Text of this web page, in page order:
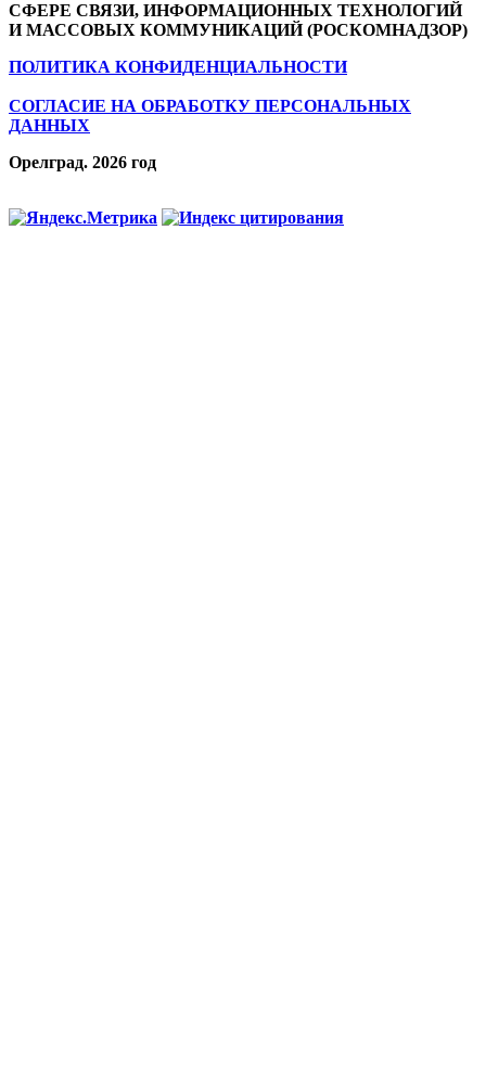
СФЕРЕ СВЯЗИ, ИНФОРМАЦИОННЫХ ТЕХНОЛОГИЙ
И МАССОВЫХ КОММУНИКАЦИЙ (РОСКОМНАДЗОР)
ПОЛИТИКА КОНФИДЕНЦИАЛЬНОСТИ
СОГЛАСИЕ НА ОБРАБОТКУ ПЕРСОНАЛЬНЫХ
ДАННЫХ
Орелград. 2026 год